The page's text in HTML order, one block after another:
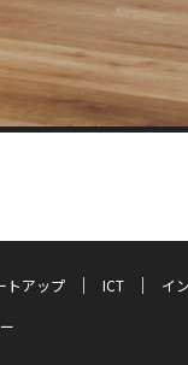
トアップ ICT
イ